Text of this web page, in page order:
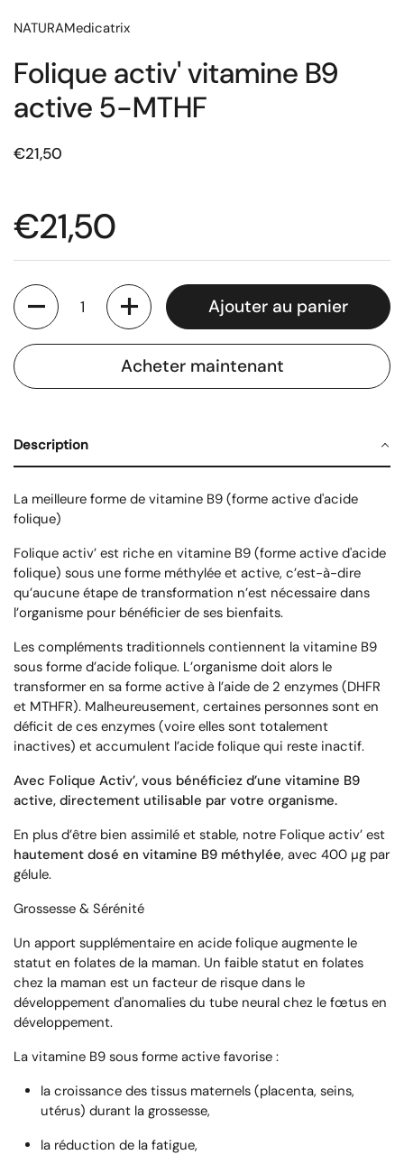
NATURAMedicatrix
Folique activ' vitamine B9
active 5-MTHF
€21,50
€21,50
Quantité
Ajouter au panier
Acheter maintenant
Description
La meilleure forme de vitamine B9 (forme active d'acide
folique)
Folique activ’ est riche en vitamine B9 (forme active d'acide
folique) sous une forme méthylée et active, c’est-à-dire
qu’aucune étape de transformation n’est nécessaire dans
l’organisme pour bénéficier de ses bienfaits.
Les compléments traditionnels contiennent la vitamine B9
sous forme d’acide folique. L’organisme doit alors le
transformer en sa forme active à l’aide de 2 enzymes (DHFR
et MTHFR). Malheureusement, certaines personnes sont en
déficit de ces enzymes (voire elles sont totalement
inactives) et accumulent l’acide folique qui reste inactif.
Avec Folique Activ’, vous bénéficiez d’une vitamine B9
active, directement utilisable par votre organisme.
En plus d’être bien assimilé et stable, notre Folique activ’ est
hautement dosé en vitamine B9 méthylée, avec 400 µg par
gélule.
Grossesse & Sérénité
Un apport supplémentaire en acide folique augmente le
statut en folates de la maman. Un faible statut en folates
chez la maman est un facteur de risque dans le
développement d'anomalies du tube neural chez le fœtus en
développement.
La vitamine B9 sous forme active favorise :
la croissance des tissus maternels (placenta, seins,
utérus) durant la grossesse,
la réduction de la fatigue,